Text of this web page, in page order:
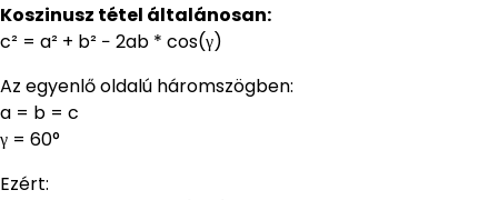
Koszinusz tétel általánosan:
c² = a² + b² − 2ab * cos(γ)
Az egyenlő oldalú háromszögben:
a = b = c
γ = 60°
Ezért: